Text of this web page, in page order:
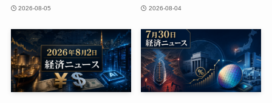
2026-08-05 2026-08-04